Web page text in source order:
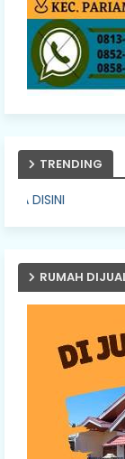
TRENDING
RUMAH